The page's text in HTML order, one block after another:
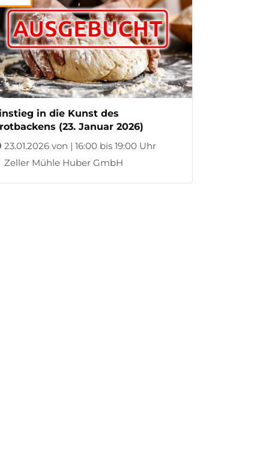
in die Kunst des
(23. Januar 2026)
23.01.2026 von | 16:00 bis 19:00 Uhr
Zeller Mühle Huber GmbH